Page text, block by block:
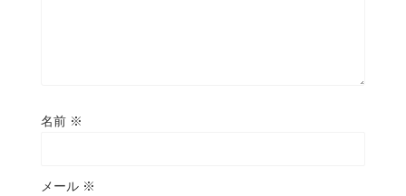
名前 ※
メール ※